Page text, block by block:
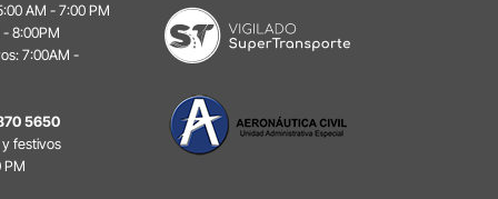
AM - 7:00 PM
8:00PM
7:00AM -
5650
y festivos
PM